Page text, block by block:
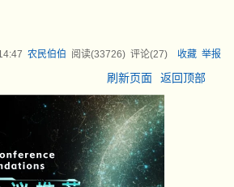
农民伯伯 阅读(33726) 评论(27) 收藏 举报
刷新页面 返回顶部